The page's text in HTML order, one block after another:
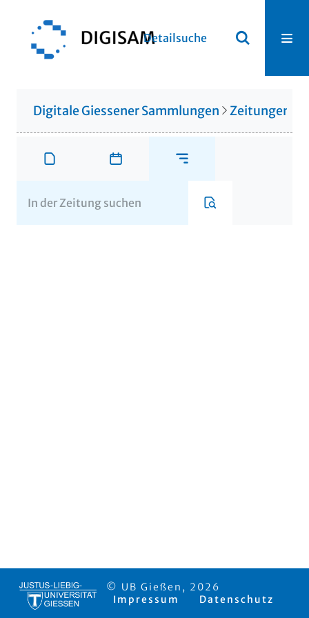
Detailsuche
Digitale Giessener Sammlungen Zeitungen
© UB Gießen, 2026
Impressum
Datenschutz